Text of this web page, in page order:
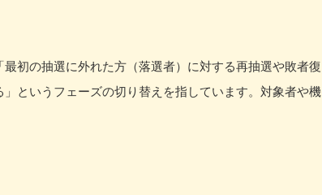
初の抽選に外れた方（落選者）に対する再抽選や敗者復
というフェーズの切り替えを指しています。対象者や機